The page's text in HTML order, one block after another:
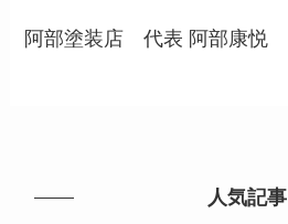
阿部塗装店 代表 阿部康悦
人気記事